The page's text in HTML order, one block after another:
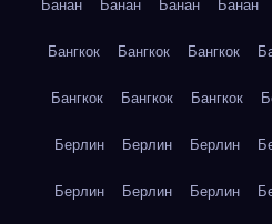
Банан Банан Банан Банан
Бангкок Бангкок Бангкок
Бангкок Бангкок Бангкок
Берлин Берлин Берлин
Берлин Берлин Берлин